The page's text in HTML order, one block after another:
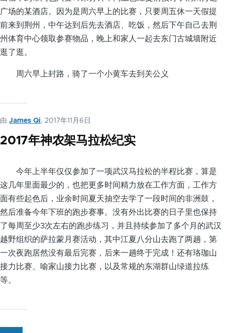
广场的某酒店。因为是周六早上的比赛，只要周五休一天假提
前来到荆州，中午达到后先去酒店、吃饭，然后下午自己去荆
州体育中心领取参赛物品，晚上和家人一起去东门古城墙附近
逛了逛。
周六早上封路，骑了一个小黄车去到关公义
由 James Qi, 2017年11月6日
2017年神农架马拉松纪实
今年上半年仅仅参加了一项武汉马拉松的半程比赛，算是
这几年里面最少的，也把更多时间精力放在工作方面，工作方
面有些起色后，业余时间夏天抽空去学了一段时间的非洲鼓，
然后准备今年下班的跑步赛事。没有外出比赛的日子里也保持
了每周至少3次左右的跑步练习，并且持续参加了多个月的武汉
越野组织的萨拉蒙月赛活动，其中江夏八分山去跑了两趟，第
一次夜跑居然没有最后完赛，后来一趟终于完成！还有珞珈山
接力比赛、喻家山接力比赛，以及常规的东湖群山绿道拉练
等。